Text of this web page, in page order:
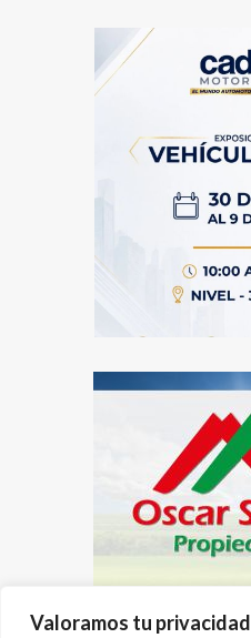
Valoramos tu privacidad